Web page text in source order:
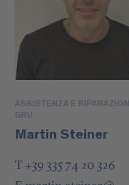
ASSISTENZA E RIPARAZIONI
GRU
Martin Steiner
T +39 335 74 20 326